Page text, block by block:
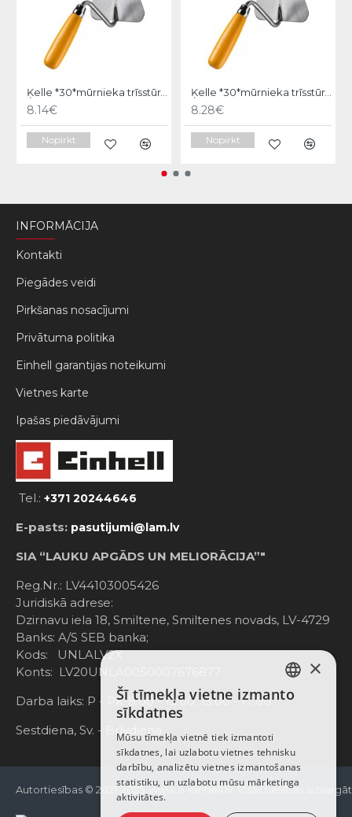
Ķelle *30*mūrnieka trīsstūra 18cm, Hardy
8.14€
Nopirkt
Ķelle *30*mūrnieka trīsstūra 20cm, Hardy
8.28€
Nopirkt
INFORMĀCIJA
Kontakti
Piegādes veidi
Pirkšanas nosacījumi
Privātuma politika
Einhell garantijas noteikumi
Vietnes karte
Ipašas piedāvājumi
Tel.: +371 20244646
E-pasts: pasutijumi@lam.lv
SIA “LAUKU APGĀDS UN MELIORĀCIJA”"
Reg.Nr.: LV44103005426
Juridiskā adrese:
Dzirnavu iela 18, Smiltene, Smiltenes novads, LV-4729
Banks: A/S SEB banka;
Kods: UNLALV2X
Konts: LV20UNLA0050007676877
Darba laiks: P - Pk. 8:00 - 12:00; 13:00 - 17:00
Sestdiena, Sv. - Brīvdiena
Autortiesības © 2021-2025, www.e-einhell.lv, Visas tiesības
LATVIAN
ENGLISH
×
Šī tīmekļa vietne izmanto
sīkdatnes
Mūsu tīmekļa vietnē tiek izmantoti
sīkdatnes, lai uzlabotu vietnes tehnisku
darbību, analizētu vietnes izmantošanas
statistiku, un uzlabotu mūsu mārketinga
aktivitātes.